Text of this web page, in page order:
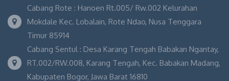
Cabang Rote : Hanoen Rt.005/ Rw.002 Kelurahan
Mokdale Kec. Lobalain, Rote Ndao, Nusa Tenggara
Timur 85914
Cabang Sentul : Desa Karang Tengah Babakan Ngantay,
RT.002/RW.008, Karang Tengah, Kec. Babakan Madang,
Kabupaten Bogor, Jawa Barat 16810